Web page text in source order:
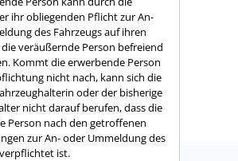
ihr obliegenden Pflicht zur An-
des Fahrzeugs auf ihren
veräußernde Person befreiend
Kommt die erwerbende Person
nicht nach, kann sich die
oder der bisherige
nicht darauf berufen, dass die
Person nach den getroffenen
zur An- oder Ummeldung des
ist.